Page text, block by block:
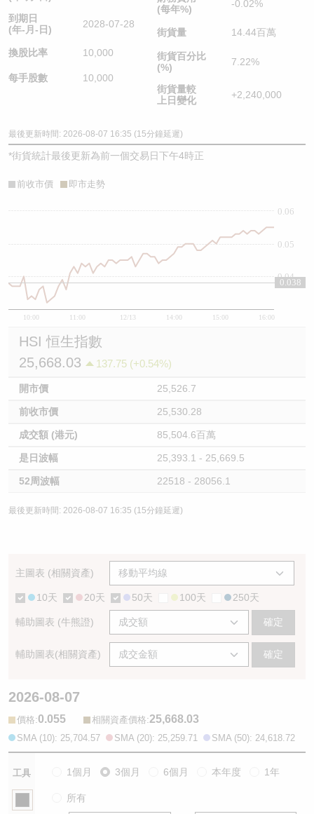
到期日
(年-月-日)
2028-07-28
換股比率 10,000
每手股數 10,000
(每年%)
-0.02%
街貨量 14.44百萬
街貨百分比
(%)
7.22%
街貨量較
上日變化
+2,240,000
最後更新時間: 2026-08-07 16:35 (15分鐘延遲)
*街貨統計最後更新為前一個交易日下午4時正
前收市價 即市走勢
10:00 11:00 12/13 14:00 15:00 16:00
0.04
0.05
0.06
0.038
HSI 恒生指數
25,668.03
137.75 (+0.54%)
開市價 25,526.7
前收市價 25,530.28
成交額 (港元) 85,504.6百萬
是日波幅 25,393.1 - 25,669.5
52周波幅 22518 - 28056.1
最後更新時間: 2026-08-07 16:35 (15分鐘延遲)
主圖表 (相關資產)
10天 20天 50天 100天 250天
輔助圖表 (牛熊證) 確定
輔助圖表(相關資產) 確定
2026-08-07
價格:0.055 相關資產價格:25,668.03
SMA (10): 25,704.57 SMA (20): 25,259.71 SMA (50): 24,618.72
工具 1個月 3個月 6個月 本年度 1年
所有